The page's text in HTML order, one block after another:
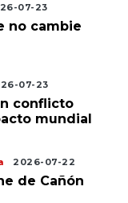
07-23
no cambie
07-23
conflicto
mundial
2026-07-22
de Cañón